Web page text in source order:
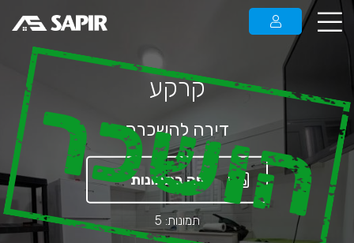
הושכר
קרקע
דירה להשכרה
צפה בתמונות
תמונות: 5